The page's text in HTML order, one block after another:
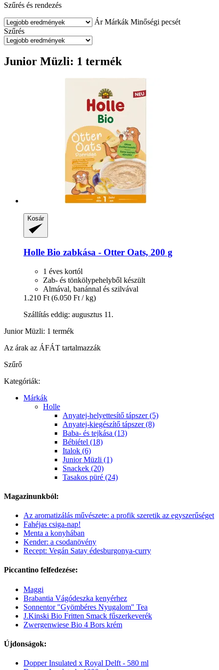
Szűrés és rendezés
Ár Márkák Minőségi pecsét
Szűrés
Junior Müzli: 1 termék
Kosár
Holle Bio zabkása -​ Otter Oats, 200 g
1 éves kortól
Zab- és tönkölypehelyből készült
Almával, banánnal és szilvával
1.210 Ft (6.050 Ft / kg)
Szállítás eddig: augusztus 11.
Junior Müzli: 1 termék
Az árak az ÁFÁT tartalmazzák
Szűrő
Kategóriák:
Márkák
Holle
Anyatej-helyettesítő tápszer (5)
Anyatej-kiegészítő tápszer (8)
Baba- és tejkása (13)
Bébiétel (18)
Italok (6)
Junior Müzli (1)
Snackek (20)
Tasakos püré (24)
Magazinunkból:
Az aromatizálás művészete: a profik szeretik az egyszerűséget
Fahéjas csiga-nap!
Menta a konyhában
Kender: a csodanövény
Recept: Vegán Satay édesburgonya-curry
Piccantino felfedezése:
Maggi
Brabantia Vágódeszka kenyérhez
Sonnentor "Gyömbéres Nyugalom" Tea
J.Kinski Bio Fritten Smack fűszerkeverék
Zwergenwiese Bio 4 Bors krém
Újdonságok:
Dopper Insulated x Royal Delft - 580 ml